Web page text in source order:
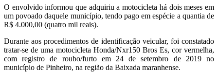
O envolvido informou que adquiriu a motocicleta há dois meses em
um povoado daquele município, tendo pago em espécie a quantia de
R$ 4.000,00 (quatro mil reais).
Durante aos procedimentos de identificação veicular, foi constatado
tratar-se de uma motocicleta Honda/Nxr150 Bros Es, cor vermelha,
com registro de roubo/furto em 24 de setembro de 2019 no
município de Pinheiro, na região da Baixada maranhense.